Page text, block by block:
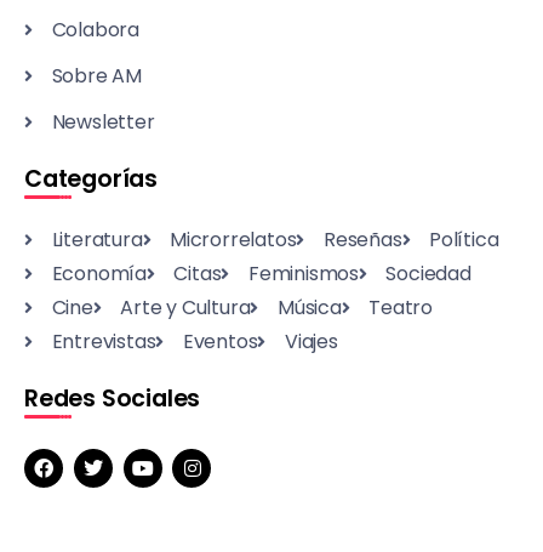
Colabora
Sobre AM
Newsletter
Categorías
Literatura Microrrelatos Reseñas
Política
Economía
Citas Feminismos
Sociedad
Cine
Arte y Cultura Música
Teatro
Entrevistas
Eventos Viajes
Redes Sociales